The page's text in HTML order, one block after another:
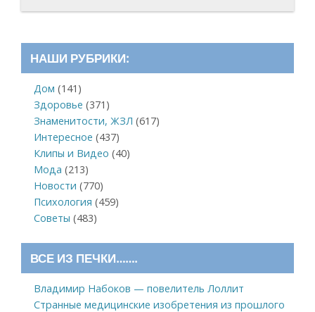
НАШИ РУБРИКИ:
Дом (141)
Здоровье (371)
Знаменитости, ЖЗЛ (617)
Интересное (437)
Клипы и Видео (40)
Мода (213)
Новости (770)
Психология (459)
Советы (483)
ВСЕ ИЗ ПЕЧКИ…….
Владимир Набоков — повелитель Лоллит
Странные медицинские изобретения из прошлого